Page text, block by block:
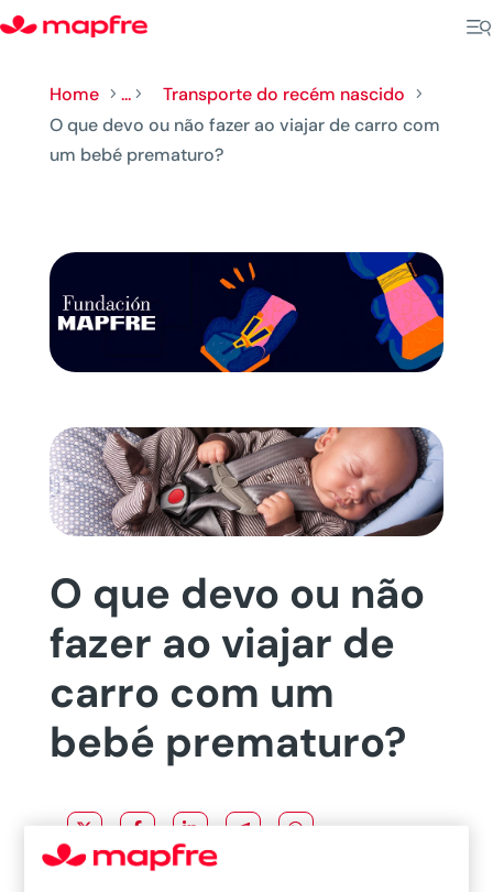
Home 5 ... 5 Transporte do recém nascido 5
O que devo ou não fazer ao viajar de carro com
um bebé prematuro?
O que devo ou não
fazer ao viajar de
carro com um
bebé prematuro?